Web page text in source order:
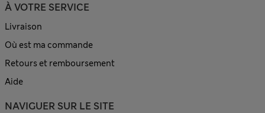
À VOTRE SERVICE
Livraison
Où est ma commande
Retours et remboursement
Aide
NAVIGUER SUR LE SITE